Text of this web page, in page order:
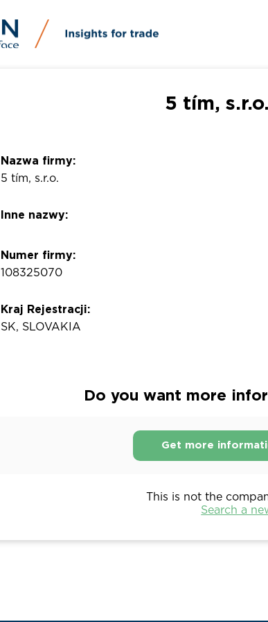
5 tím,
Nazwa firmy:
5 tím, s.r.o.
Inne nazwy:
Numer firmy:
108325070
Kraj Rejestracji:
SK, SLOVAKIA
Do you want more
Get more
This is not the
Search a